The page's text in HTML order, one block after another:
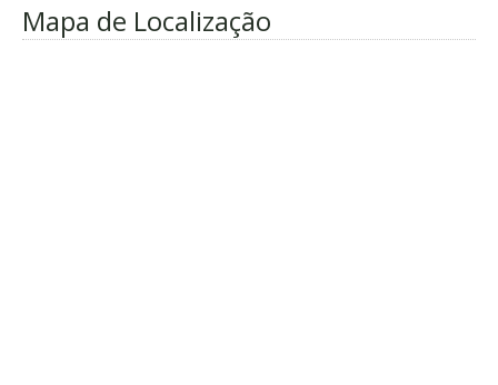
Mapa de Localização